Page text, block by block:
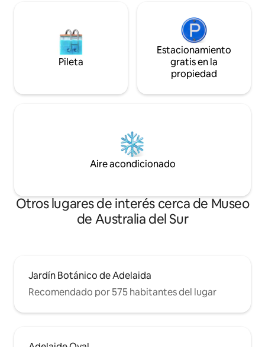
Pileta
Estacionamiento
gratis en la
propiedad
Aire acondicionado
Otros lugares de interés cerca de Museo
de Australia del Sur
Jardín Botánico de Adelaida
Recomendado por 575 habitantes del lugar